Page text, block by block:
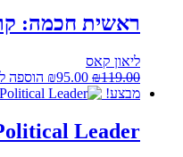
ראשית חכמה:
ליאון קאס
₪119.00
המחיר
המקורי
₪119.00.
₪95.00
המחיר
הנוכחי
₪95.00.
הוספה
מבצע!
Leader